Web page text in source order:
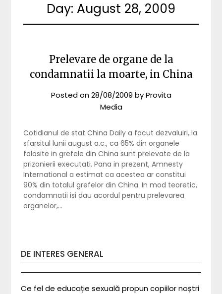
Day: August 28, 2009
Prelevare de organe de la
condamnatii la moarte, in China
Posted on28/08/2009 byProvita
Media
Cotidianul de stat China Daily a facut dezvaluiri, la
sfarsitul lunii august a.c., ca 65% din organele
folosite in grefele din China sunt prelevate de la
prizonierii executati. Pana in prezent, Amnesty
International a estimat ca acestea ar constitui
90% din totalul grefelor din China. In mod teoretic,
condamnatii isi dau acordul pentru prelevarea
organelor,…
DE INTERES GENERAL
Ce fel de educație sexuală propun copiilor noștri